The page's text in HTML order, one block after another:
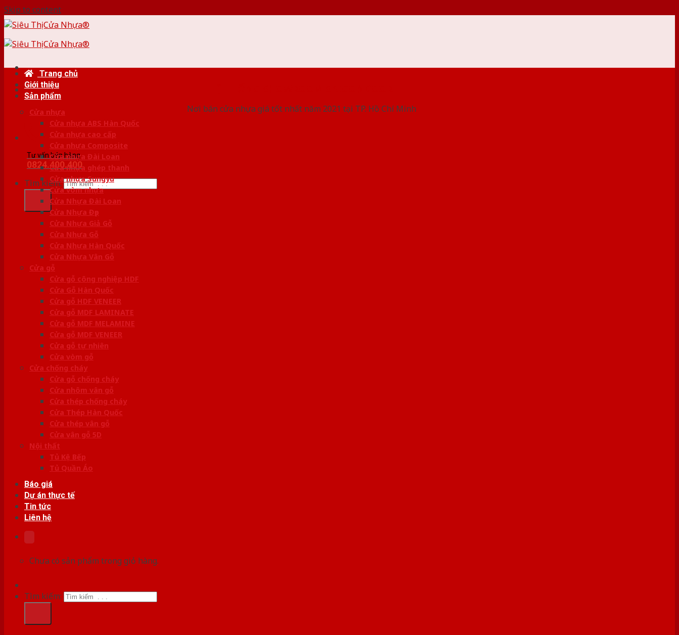
Skip to content
Nơi bán cửa nhựa giá tốt nhất năm 2021 tại TP. Hồ Chí Minh
Tư vấn bán hàng
0824.400.400
Tìm kiếm:
Trang chủ
Giới thiệu
Sản phẩm
Cửa nhựa
Cửa nhựa ABS Hàn Quốc
Cửa nhựa cao cấp
Cửa nhựa Composite
Cửa nhựa Đài Loan
Cửa nhựa ghép thanh
Cửa nhựa Sungyu
Cửa vòm nhựa
Cửa Nhựa Đài Loan
Cửa Nhựa Đẹp
Cửa Nhựa Giả Gỗ
Cửa Nhựa Gỗ
Cửa Nhựa Hàn Quốc
Cửa Nhựa Vân Gỗ
Cửa gỗ
Cửa gỗ công nghiệp HDF
Cửa Gỗ Hàn Quốc
Cửa gỗ HDF VENEER
Cửa gỗ MDF LAMINATE
Cửa gỗ MDF MELAMINE
Cửa gỗ MDF VENEER
Cửa gỗ tự nhiên
Cửa vòm gỗ
Cửa chống cháy
Cửa gỗ chống cháy
Cửa nhôm vân gỗ
Cửa thép chống cháy
Cửa Thép Hàn Quốc
Cửa thép vân gỗ
Cửa vân gỗ 5D
Nội thất
Tủ Kệ Bếp
Tủ Quần Áo
Báo giá
Dự án thực tế
Tin tức
Liên hệ
Chưa có sản phẩm trong giỏ hàng.
Tìm kiếm: